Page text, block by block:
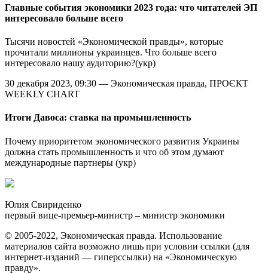
Главные события экономики 2023 года: что читателей ЭП
интересовало больше всего
Тысячи новостей «Экономической правды», которые
прочитали миллионы украинцев. Что больше всего
интересовало нашу аудиторию?(укр)
30 декабря 2023, 09:30 — Экономическая правда, ПРОЄКТ
WEEKLY CHART
Итоги Давоса: ставка на промышленность
Почему приоритетом экономического развития Украины
должна стать промышленность и что об этом думают
международные партнеры (укр)
Юлия Свириденко
первый вице-премьер-министр – министр экономики
© 2005-2022, Экономическая правда. Использование
материалов сайта возможно лишь при условии ссылки (для
интернет-изданий — гиперссылки) на «Экономическую
правду».